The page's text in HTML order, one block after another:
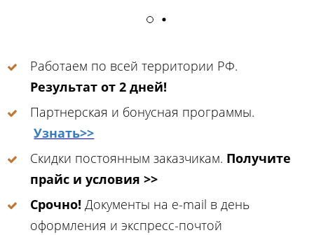
Работаем по всей территории РФ.
Результат от 2 дней!
Партнерская и бонусная программы.
Узнать>>
Скидки постоянным заказчикам. Получите
прайс и условия >>
Срочно! Документы на e-mail в день
оформления и экспресс-почтой